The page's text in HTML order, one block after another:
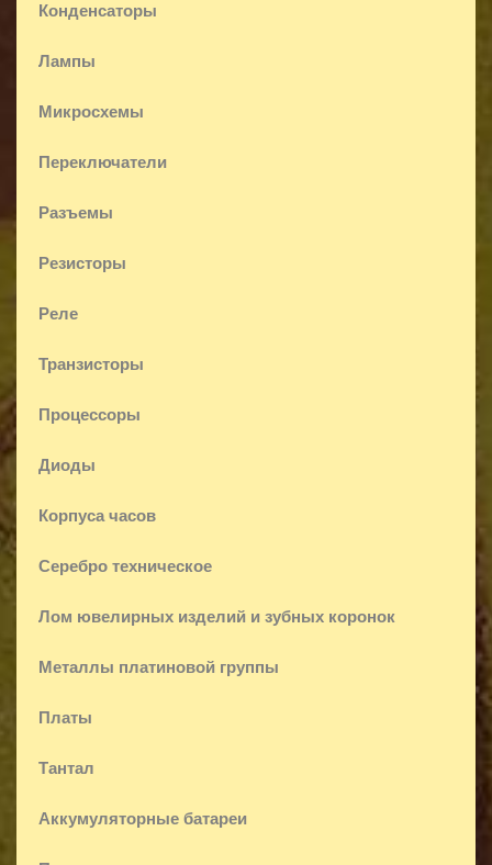
Конденсаторы
Лампы
Микросхемы
Переключатели
Разъемы
Резисторы
Реле
Транзисторы
Процессоры
Диоды
Корпуса часов
Серебро техническое
Лом ювелирных изделий и зубных коронок
Металлы платиновой группы
Платы
Тантал
Аккумуляторные батареи